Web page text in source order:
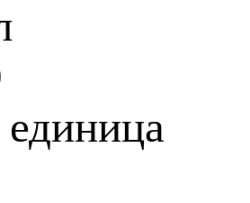
единица